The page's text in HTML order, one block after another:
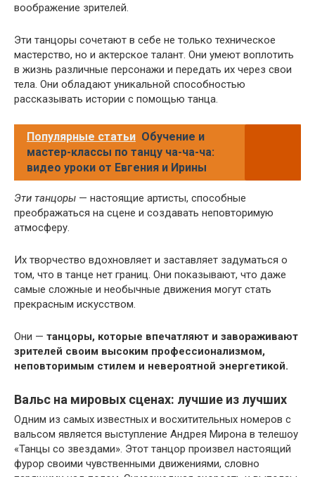
воображение зрителей.
Эти танцоры сочетают в себе не только техническое
мастерство, но и актерское талант. Они умеют воплотить
в жизнь различные персонажи и передать их через свои
тела. Они обладают уникальной способностью
рассказывать истории с помощью танца.
Популярные статьи Обучение и
мастер-классы по танцу ча-ча-ча:
видео уроки от Евгения и Ирины
Эти танцоры — настоящие артисты, способные
преображаться на сцене и создавать неповторимую
атмосферу.
Их творчество вдохновляет и заставляет задуматься о
том, что в танце нет границ. Они показывают, что даже
самые сложные и необычные движения могут стать
прекрасным искусством.
Они — танцоры, которые впечатляют и завораживают
зрителей своим высоким профессионализмом,
неповторимым стилем и невероятной энергетикой.
Вальс на мировых сценах: лучшие из лучших
Одним из самых известных и восхитительных номеров с
вальсом является выступление Андрея Мирона в телешоу
«Танцы со звездами». Этот танцор произвел настоящий
фурор своими чувственными движениями, словно